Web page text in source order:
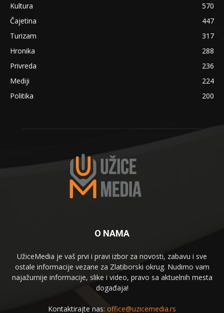
Kultura
570
Čajetina
447
Turizam
317
Hronika
288
Privreda
236
Mediji
224
Politika
200
O NAMA
UžiceMedia je vaš prvi i pravi izbor za novosti, zabavu i sve
ostale informacije vezane za Zlatiborski okrug. Nudimo vam
najažurnije informacije, slike i video, pravo sa aktuelnih mesta
događaja!
Kontaktirajte nas: office@uzicemedia.rs